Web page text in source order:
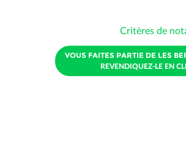
Critères de
VOUS FAITES PARTIE DE LES
REVENDIQUEZ-LE EN